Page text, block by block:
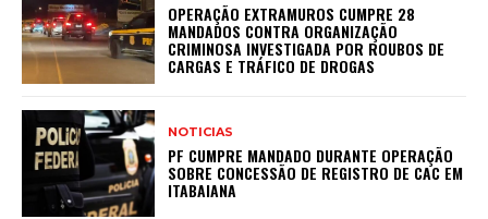
OPERAÇÃO EXTRAMUROS CUMPRE 28
MANDADOS CONTRA ORGANIZAÇÃO
CRIMINOSA INVESTIGADA POR ROUBOS DE
CARGAS E TRÁFICO DE DROGAS
NOTICIAS
PF CUMPRE MANDADO DURANTE OPERAÇÃO
SOBRE CONCESSÃO DE REGISTRO DE CAC EM
ITABAIANA